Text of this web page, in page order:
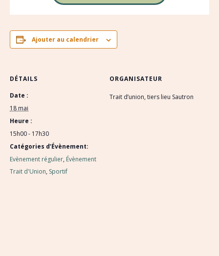
Ajouter au calendrier
DÉTAILS
Date :
18 mai
Heure :
15h00 - 17h30
Catégories d’Évènement:
Evènement régulier, Évènement
Trait d'Union, Sportif
ORGANISATEUR
Trait d’union, tiers lieu Sautron